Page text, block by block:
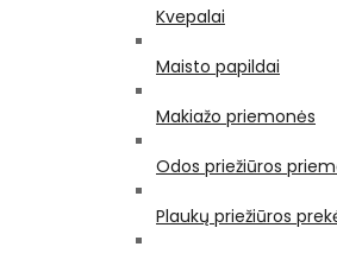
Kvepalai
Maisto papildai
Makiažo priemonės
Odos priežiūros
Plaukų priežiūros